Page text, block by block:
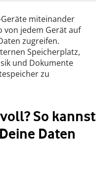
miteinander
von jedem Gerät auf
zugreifen.
Speicherplatz,
und Dokumente
zu
So kannst
Daten